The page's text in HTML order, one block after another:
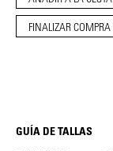
FINALIZAR COMPRA
GUÍA DE TALLAS